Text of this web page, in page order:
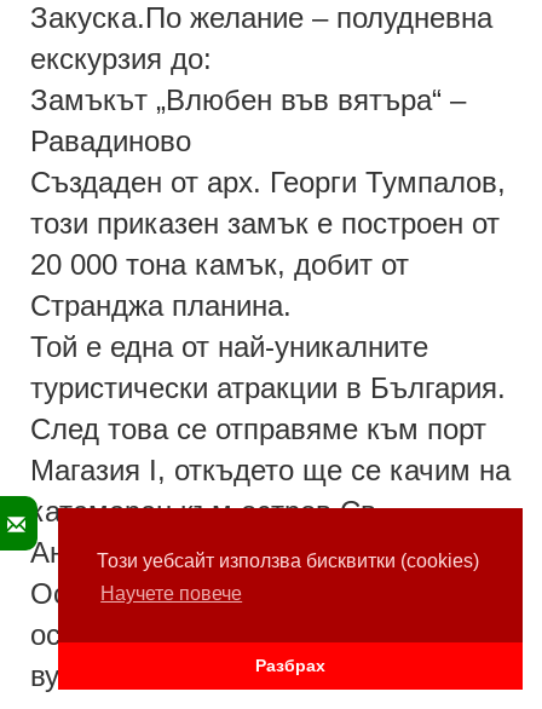
Този уебсайт използва бисквитки (cookies)
Научете повече
Разбрах
Закуска.По желание – полудневна
екскурзия до:
Замъкът „Влюбен във вятъра“ –
Равадиново
Създаден от арх. Георги Тумпалов,
този приказен замък е построен от
20 000 тона камък, добит от
Странджа планина.
Той е една от най-уникалните
туристически атракции в България.
След това се отправяме към порт
Магазия I, откъдето ще се качим на
катамаран към остров Св.
Анастасия.
Островът еединственият населен
остров в България,изграден от
вулканични скали,изпълнен с